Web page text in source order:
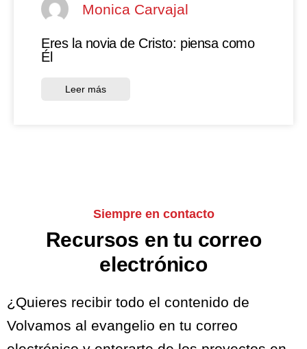
Monica Carvajal
Eres la novia de Cristo: piensa como
Él
Leer más
Siempre en contacto
Recursos en tu correo
electrónico
¿Quieres recibir todo el contenido de
Volvamos al evangelio en tu correo